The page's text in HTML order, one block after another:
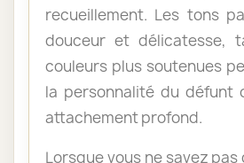
recueillement. Les tons
douceur et délicatesse,
couleurs plus soutenues
la personnalité du défunt
attachement profond.
Lorsque vous ne savez